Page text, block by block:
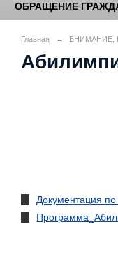
ОБРАЩЕНИЕ
Главная → ВНИМАНИЕ,
Документация